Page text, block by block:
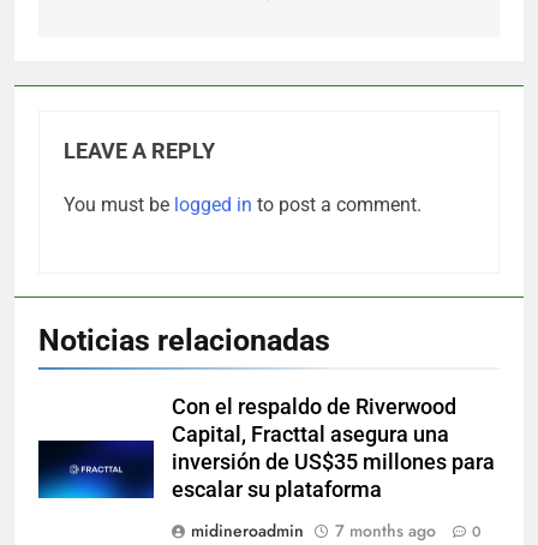
LEAVE A REPLY
You must be logged in to post a comment.
Noticias relacionadas
Con el respaldo de Riverwood
Capital, Fracttal asegura una
inversión de US$35 millones para
escalar su plataforma
midineroadmin
7 months ago 0